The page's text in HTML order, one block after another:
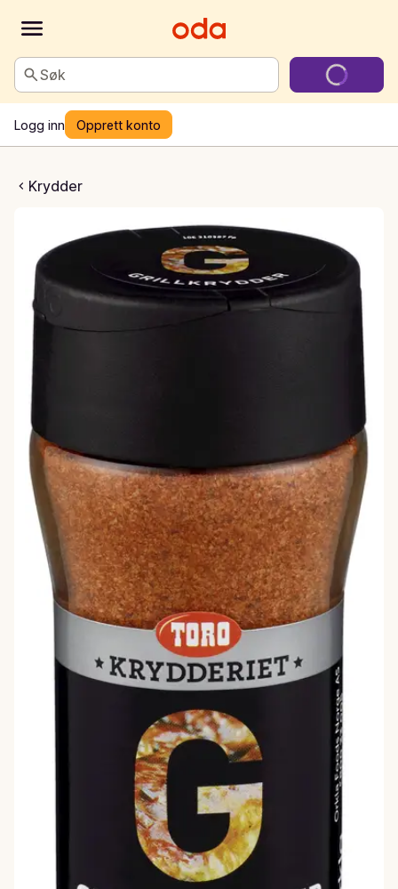
Søk
Logg inn Opprett konto
Krydder